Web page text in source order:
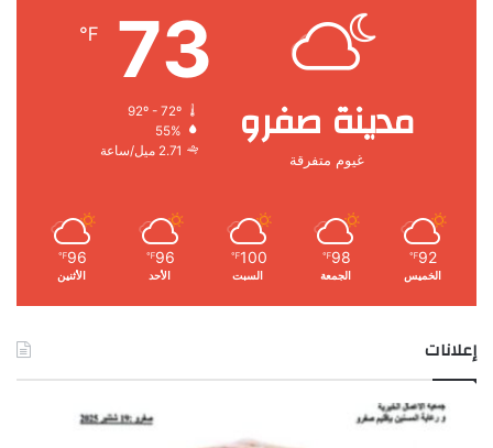
مدينة صفرو
غيوم متفرقة
73
℉
92º - 72º
55%
2.71 ميل/ساعة
92
℉
الخميس
98
℉
الجمعة
100
℉
السبت
96
℉
الأحد
96
℉
الأثنين
إعلانات